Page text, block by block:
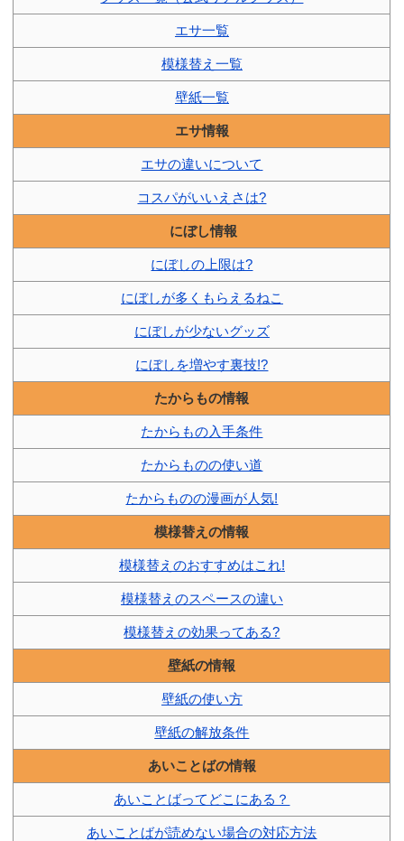
エサ一覧
模様替え一覧
壁紙一覧
エサ情報
エサの違いについて
コスパがいいえさは?
にぼし情報
にぼしの上限は?
にぼしが多くもらえるねこ
にぼしが少ないグッズ
にぼしを増やす裏技!?
たからもの情報
たからもの入手条件
たからものの使い道
たからものの漫画が人気!
模様替えの情報
模様替えのおすすめはこれ!
模様替えのスペースの違い
模様替えの効果ってある?
壁紙の情報
壁紙の使い方
壁紙の解放条件
あいことばの情報
あいことばってどこにある？
あいことばが読めない場合の対応方法